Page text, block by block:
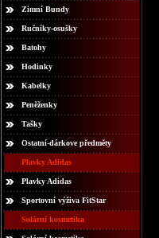
Zimní Bundy
Ručníky-osušky
Batohy
Hodinky
Kabelky
Peněženky
Tašky
Ostatní-dárkove předměty
Plavky Adidas
Plavky Adidas
Sportovní výživa FitStar
Solární kosmetika